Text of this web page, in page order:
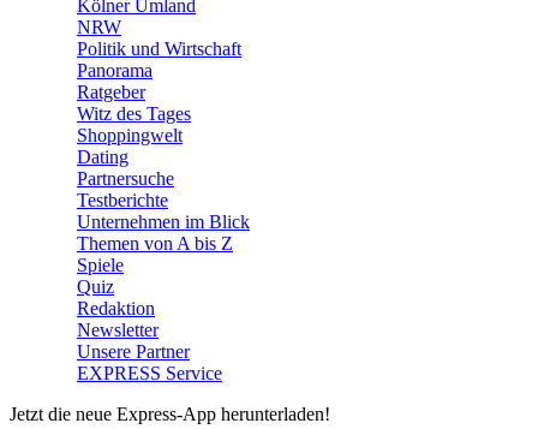
Kölner Umland
NRW
Politik und Wirtschaft
Panorama
Ratgeber
Witz des Tages
Shoppingwelt
Dating
Partnersuche
Testberichte
Unternehmen im Blick
Themen von A bis Z
Spiele
Quiz
Redaktion
Newsletter
Unsere Partner
EXPRESS Service
Jetzt die neue Express-App herunterladen!